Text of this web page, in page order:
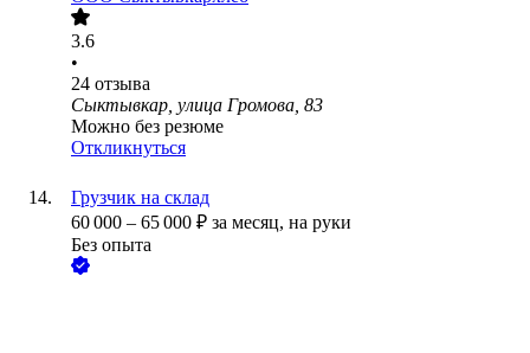
3.6
•
24 отзыва
Сыктывкар, улица Громова, 83
Можно без резюме
Откликнуться
Грузчик на склад
60 000 – 65 000 ₽ за месяц, на руки
Без опыта